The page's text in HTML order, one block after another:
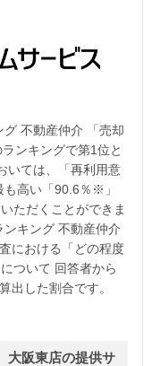
不動産仲介 「売却
ンキングで第1位と
いては、「再利用意
高い「90.6％※」
ただくことができま
キング 不動産仲介
における「どの程度
ついて 回答者から
出した割合です。
阪東店の提供サ